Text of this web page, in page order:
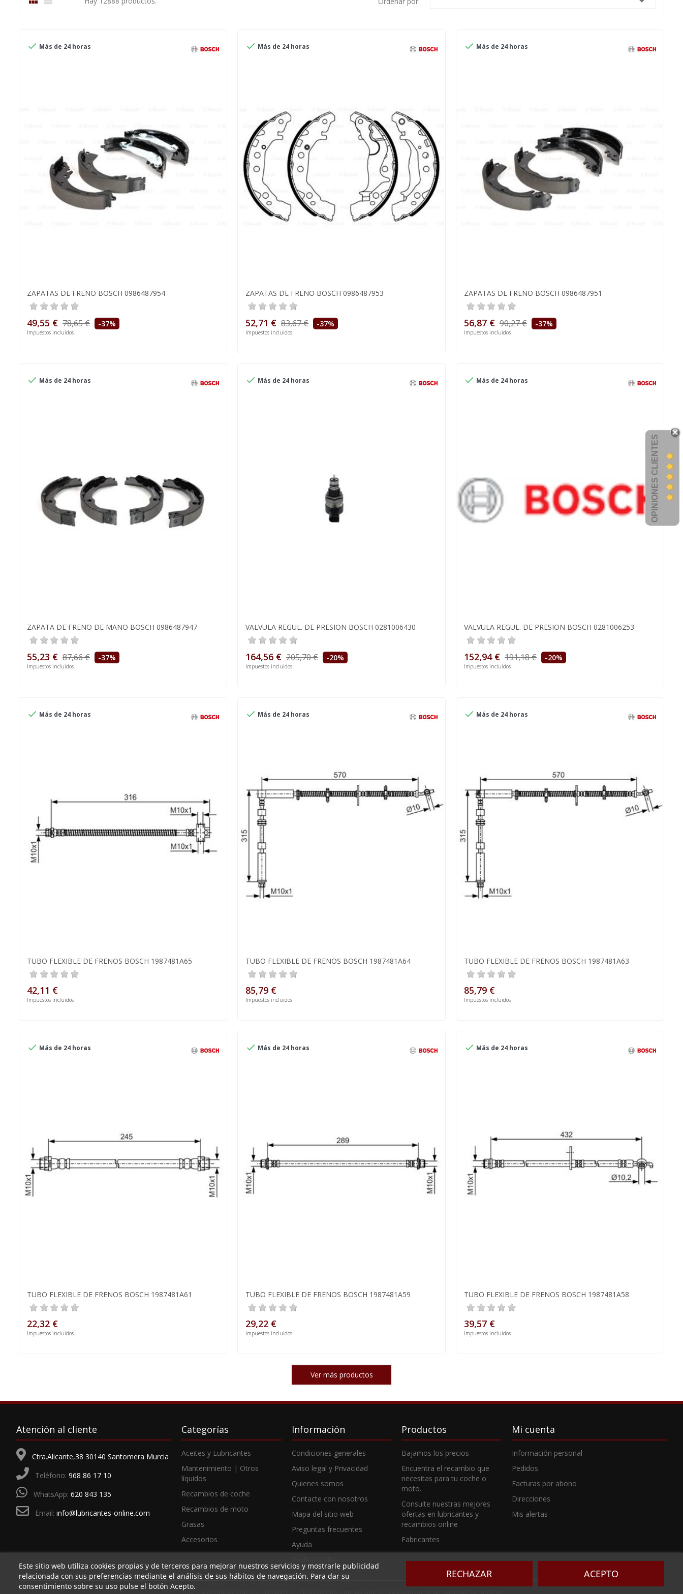
 Más de 24 horas
ZAPATAS DE FRENO BOSCH 0986487954
49,55 € 78,65 € -37%
Impuestos incluidos
 Más de 24 horas
ZAPATAS DE FRENO BOSCH 0986487953
52,71 € 83,67 € -37%
Impuestos incluidos
 Más de 24 horas
ZAPATAS DE FRENO BOSCH 0986487951
56,87 € 90,27 € -37%
Impuestos incluidos
 Más de 24 horas
ZAPATA DE FRENO DE MANO BOSCH 0986487947
55,23 € 87,66 € -37%
Impuestos incluidos
 Más de 24 horas
VALVULA REGUL. DE PRESION BOSCH 0281006430
164,56 € 205,70 € -20%
Impuestos incluidos
 Más de 24 horas
VALVULA REGUL. DE PRESION BOSCH 0281006253
152,94 € 191,18 € -20%
Impuestos incluidos
 Más de 24 horas
TUBO FLEXIBLE DE FRENOS BOSCH 1987481A65
42,11 €
Impuestos incluidos
 Más de 24 horas
TUBO FLEXIBLE DE FRENOS BOSCH 1987481A64
85,79 €
Impuestos incluidos
 Más de 24 horas
TUBO FLEXIBLE DE FRENOS BOSCH 1987481A63
85,79 €
Impuestos incluidos
 Más de 24 horas
TUBO FLEXIBLE DE FRENOS BOSCH 1987481A61
22,32 €
Impuestos incluidos
 Más de 24 horas
TUBO FLEXIBLE DE FRENOS BOSCH 1987481A59
29,22 €
Impuestos incluidos
 Más de 24 horas
TUBO FLEXIBLE DE FRENOS BOSCH 1987481A58
39,57 €
Impuestos incluidos
Ver más productos
Atención al cliente
Ctra.Alicante,38 30140 Santomera Murcia
Teléfono: 968 86 17 10
WhatsApp: 620 843 135
Email: info@lubricantes-online.com
Categorías
Aceites y Lubricantes
Mantenimiento | Otros
líquidos
Recambios de coche
Recambios de moto
Grasas
Accesorios
Información
Condiciones generales
Aviso legal y Privacidad
Quienes somos
Contacte con nosotros
Mapa del sitio web
Preguntas frecuentes
Ayuda
Productos
Bajamos los precios
Encuentra el recambio que
necesitas para tu coche o
moto.
Consulte nuestras mejores
ofertas en lubricantes y
recambios online
Fabricantes
Mi cuenta
Información personal
Pedidos
Facturas por abono
Direcciones
Mis alertas
Este sitio web utiliza cookies propias y de terceros para mejorar nuestros servicios y mostrarle publicidad
relacionada con sus preferencias mediante el análisis de sus hábitos de navegación. Para dar su
consentimiento sobre su uso pulse el botón Acepto.
RECHAZAR ACEPTO
OPINIONES CLIENTES
LUBESPA DISTRIBUCIONES DEL LEVANTE SL, CIF B73789513, Ctra. Alicante 38 PI Aserradora, 30140 SANTOMERA (MURCIA)